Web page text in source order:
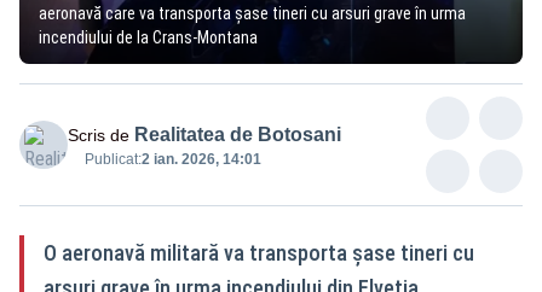
aeronavă care va transporta şase tineri cu arsuri grave în urma
incendiului de la Crans-Montana
Scris de Realitatea de Botosani
Publicat:2 ian. 2026, 14:01
O aeronavă militară va transporta şase tineri cu